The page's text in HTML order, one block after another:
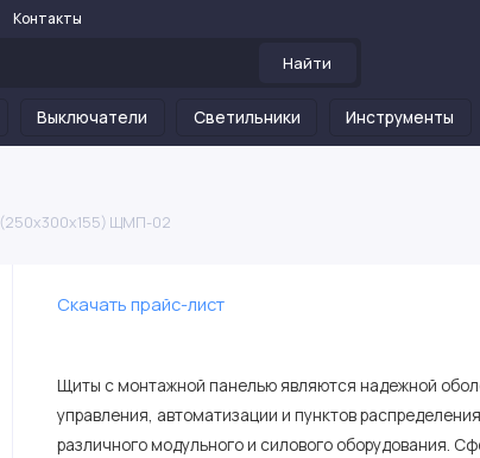
Контакты
Найти
Выключатели Светильники Инструменты
(250х300х155) ЩМП-02
Скачать прайс-лист
Щиты с монтажной панелью являются надежной
управления, автоматизации и пунктов
различного модульного и силового оборудования.